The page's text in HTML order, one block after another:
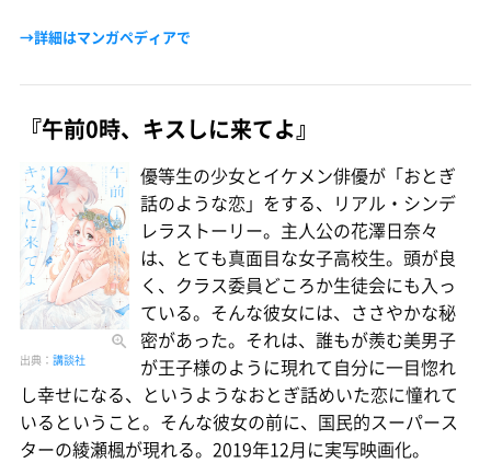
→詳細はマンガペディアで
『午前0時、キスしに来てよ』
出典： 講談社
優等生の少女とイケメン俳優が「おとぎ
話のような恋」をする、リアル・シンデ
レラストーリー。主人公の花澤日奈々
は、とても真面目な女子高校生。頭が良
く、クラス委員どころか生徒会にも入っ
ている。そんな彼女には、ささやかな秘
密があった。それは、誰もが羨む美男子
が王子様のように現れて自分に一目惚れ
し幸せになる、というようなおとぎ話めいた恋に憧れて
いるということ。そんな彼女の前に、国民的スーパース
ターの綾瀬楓が現れる。2019年12月に実写映画化。